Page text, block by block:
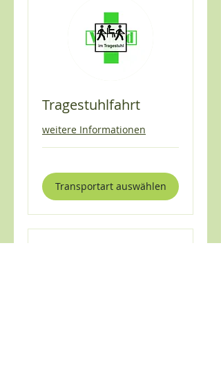
Tragestuhlfahrt
weitere Informationen
Transportart auswählen